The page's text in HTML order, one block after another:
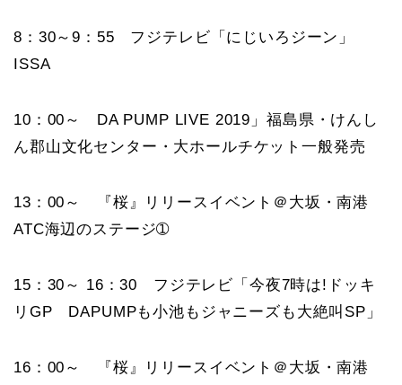
8：30～9：55 フジテレビ「にじいろジーン」
ISSA
10：00～ DA PUMP LIVE 2019」福島県・けんし
ん郡山文化センター・大ホールチケット一般発売
13：00～ 『桜』リリースイベント＠大坂・南港
ATC海辺のステージ➀
15：30～ 16：30 フジテレビ「今夜7時は!ドッキ
リGP DAPUMPも小池もジャニーズも大絶叫SP」
16：00～ 『桜』リリースイベント＠大坂・南港